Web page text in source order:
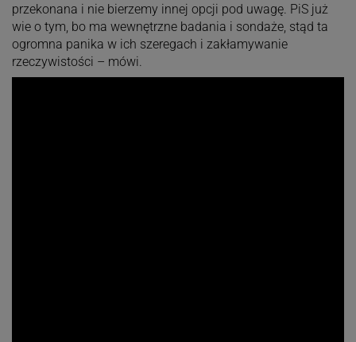
przekonana i nie bierzemy innej opcji pod uwagę. PiS już
wie o tym, bo ma wewnętrzne badania i sondaże, stąd ta
ogromna panika w ich szeregach i zakłamywanie
rzeczywistości – mówi.